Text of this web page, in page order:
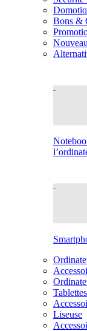
Bons &
Tablettes
Liseuse